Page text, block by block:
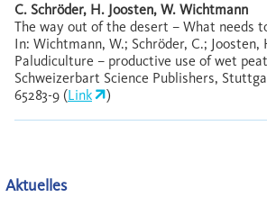
C. Schröder, H. Joosten, W. Wichtmann
The way out of the desert – What needs
In: Wichtmann, W.; Schröder, C.; Joosten,
Paludiculture – productive use of wet
Schweizerbart Science Publishers,
65283-9 (Link )
Aktuelles